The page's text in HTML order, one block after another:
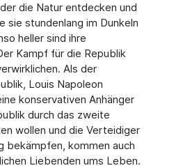
die Natur entdecken und
sie stundenlang im Dunkeln
heller sind ihre
Kampf für die Republik
Als der
Louis Napoleon
konservativen Anhänger
durch das zweite
wollen und die Verteidiger
bekämpfen, kommen auch
Liebenden ums Leben.